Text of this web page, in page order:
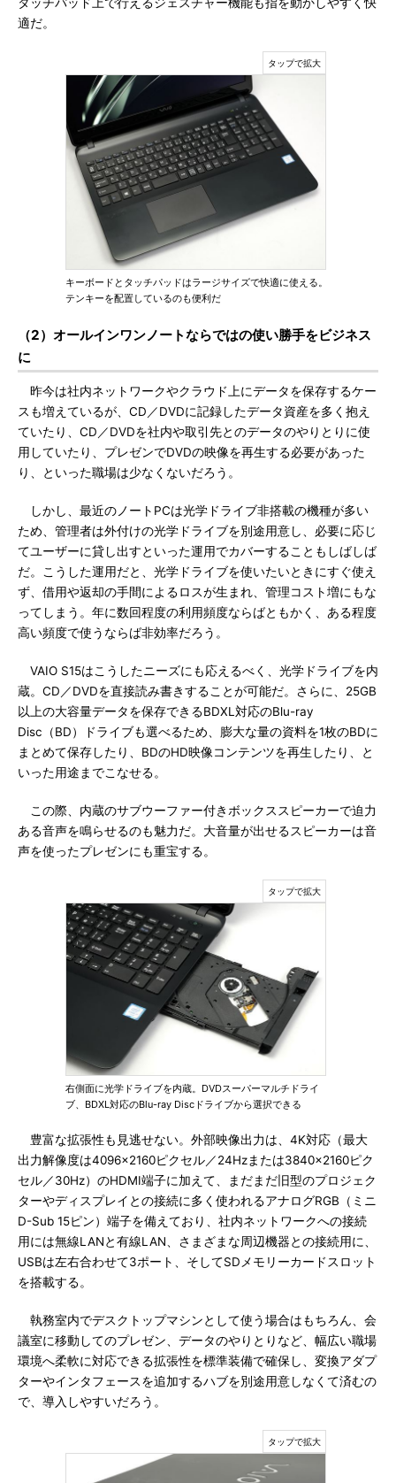
適だ。
キーボードとタッチパッドはラージサイズで快適に使える。
テンキーを配置しているのも便利だ
（2）オールインワンノートならではの使い勝手をビジネス
に
昨今は社内ネットワークやクラウド上にデータを保存するケー
スも増えているが、CD／DVDに記録したデータ資産を多く抱え
ていたり、CD／DVDを社内や取引先とのデータのやりとりに使
用していたり、プレゼンでDVDの映像を再生する必要があった
り、といった職場は少なくないだろう。
しかし、最近のノートPCは光学ドライブ非搭載の機種が多い
ため、管理者は外付けの光学ドライブを別途用意し、必要に応じ
てユーザーに貸し出すといった運用でカバーすることもしばしば
だ。こうした運用だと、光学ドライブを使いたいときにすぐ使え
ず、借用や返却の手間によるロスが生まれ、管理コスト増にもな
ってしまう。年に数回程度の利用頻度ならばともかく、ある程度
高い頻度で使うならば非効率だろう。
VAIO S15はこうしたニーズにも応えるべく、光学ドライブを内
蔵。CD／DVDを直接読み書きすることが可能だ。さらに、25GB
以上の大容量データを保存できるBDXL対応のBlu-ray
Disc（BD）ドライブも選べるため、膨大な量の資料を1枚のBDに
まとめて保存したり、BDのHD映像コンテンツを再生したり、と
いった用途までこなせる。
この際、内蔵のサブウーファー付きボックススピーカーで迫力
ある音声を鳴らせるのも魅力だ。大音量が出せるスピーカーは音
声を使ったプレゼンにも重宝する。
右側面に光学ドライブを内蔵。DVDスーパーマルチドライ
ブ、BDXL対応のBlu-ray Discドライブから選択できる
豊富な拡張性も見逃せない。外部映像出力は、4K対応（最大
出力解像度は4096×2160ピクセル／24Hzまたは3840×2160ピク
セル／30Hz）のHDMI端子に加えて、まだまだ旧型のプロジェク
ターやディスプレイとの接続に多く使われるアナログRGB（ミニ
D-Sub 15ピン）端子を備えており、社内ネットワークへの接続
用には無線LANと有線LAN、さまざまな周辺機器との接続用に、
USBは左右合わせて3ポート、そしてSDメモリーカードスロット
を搭載する。
執務室内でデスクトップマシンとして使う場合はもちろん、会
議室に移動してのプレゼン、データのやりとりなど、幅広い職場
環境へ柔軟に対応できる拡張性を標準装備で確保し、変換アダプ
ターやインタフェースを追加するハブを別途用意しなくて済むの
で、導入しやすいだろう。